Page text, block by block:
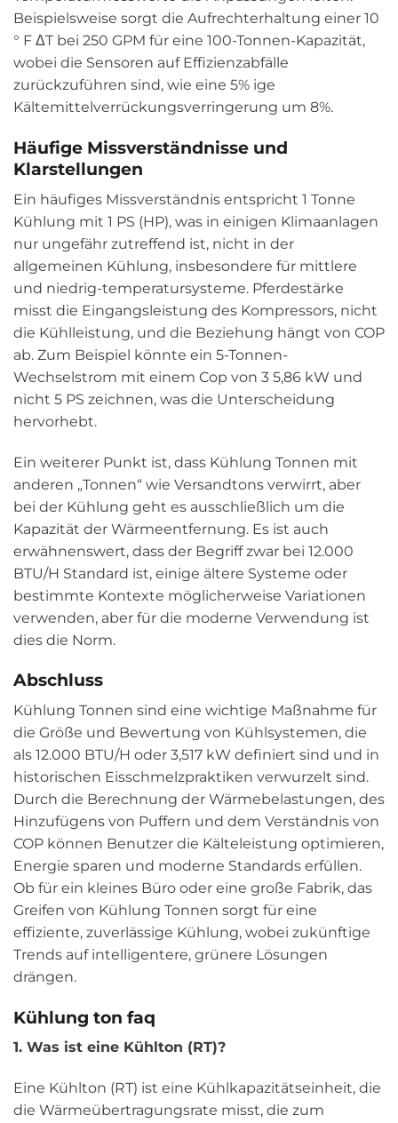
Beispielsweise sorgt die Aufrechterhaltung einer 10
° F ΔT bei 250 GPM für eine 100-Tonnen-Kapazität,
wobei die Sensoren auf Effizienzabfälle
zurückzuführen sind, wie eine 5% ige
Kältemittelverrückungsverringerung um 8%.
Häufige Missverständnisse und
Klarstellungen
Ein häufiges Missverständnis entspricht 1 Tonne
Kühlung mit 1 PS (HP), was in einigen Klimaanlagen
nur ungefähr zutreffend ist, nicht in der
allgemeinen Kühlung, insbesondere für mittlere
und niedrig-temperatursysteme. Pferdestärke
misst die Eingangsleistung des Kompressors, nicht
die Kühlleistung, und die Beziehung hängt von COP
ab. Zum Beispiel könnte ein 5-Tonnen-
Wechselstrom mit einem Cop von 3 5,86 kW und
nicht 5 PS zeichnen, was die Unterscheidung
hervorhebt.
Ein weiterer Punkt ist, dass Kühlung Tonnen mit
anderen „Tonnen“ wie Versandtons verwirrt, aber
bei der Kühlung geht es ausschließlich um die
Kapazität der Wärmeentfernung. Es ist auch
erwähnenswert, dass der Begriff zwar bei 12.000
BTU/H Standard ist, einige ältere Systeme oder
bestimmte Kontexte möglicherweise Variationen
verwenden, aber für die moderne Verwendung ist
dies die Norm.
Abschluss
Kühlung Tonnen sind eine wichtige Maßnahme für
die Größe und Bewertung von Kühlsystemen, die
als 12.000 BTU/H oder 3,517 kW definiert sind und in
historischen Eisschmelzpraktiken verwurzelt sind.
Durch die Berechnung der Wärmebelastungen, des
Hinzufügens von Puffern und dem Verständnis von
COP können Benutzer die Kälteleistung optimieren,
Energie sparen und moderne Standards erfüllen.
Ob für ein kleines Büro oder eine große Fabrik, das
Greifen von Kühlung Tonnen sorgt für eine
effiziente, zuverlässige Kühlung, wobei zukünftige
Trends auf intelligentere, grünere Lösungen
drängen.
Kühlung ton faq
1. Was ist eine Kühlton (RT)?
Eine Kühlton (RT) ist eine Kühlkapazitätseinheit, die
die Wärmeübertragungsrate misst, die zum